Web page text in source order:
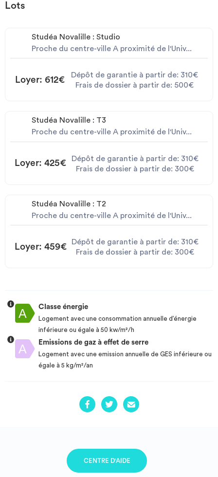
Lots
Studéa Novalille : Studio
Proche du centre-ville A proximité de l'Univ...
Loyer: 612€
Dépôt de garantie à partir de: 310€
Frais de dossier à partir de: 500€
Studéa Novalille : T3
Proche du centre-ville A proximité de l'Univ...
Loyer: 425€
Dépôt de garantie à partir de: 310€
Frais de dossier à partir de: 300€
Studéa Novalille : T2
Proche du centre-ville A proximité de l'Univ...
Loyer: 459€
Dépôt de garantie à partir de: 310€
Frais de dossier à partir de: 300€
Classe énergie
Logement avec une consommation annuelle d’énergie
inférieure ou égale à 50 kw/m²/h
Emissions de gaz à effet de serre
Logement avec une emission annuelle de GES inférieure ou
égale à 5 kg/m²/an
CENTRE D'AIDE